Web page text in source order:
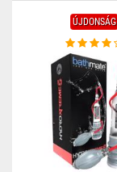
ÚJDONSÁG